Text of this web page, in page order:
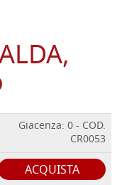
Giacenza: 0 - COD.
CR0053
ACQUISTA